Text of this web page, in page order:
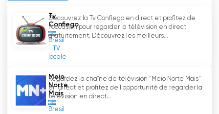
Tv
Confiego
Bresil
TV
locale
Découvrez la Tv Confiego en direct et profitez de
l'occasion pour regarder la télévision en direct
gratuitement. Découvrez les meilleurs...
Meio
Norte
Mais
Bresil
Regardez la chaîne de télévision "Meio Norte Mais"
en direct et profitez de l'opportunité de regarder la
télévision en direct...